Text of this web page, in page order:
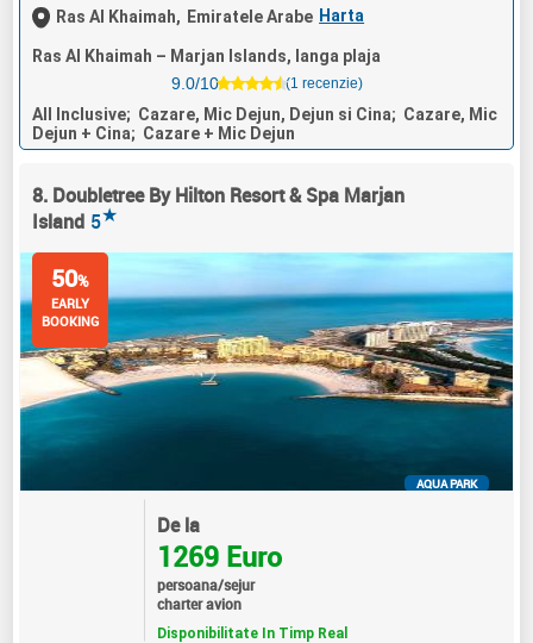
Ras Al Khaimah, Emiratele Arabe Harta
Ras Al Khaimah – Marjan Islands, langa plaja
9.0/10
(1 recenzie)
All Inclusive; Cazare, Mic Dejun, Dejun si Cina; Cazare, Mic
Dejun + Cina; Cazare + Mic Dejun
8. Doubletree By Hilton Resort & Spa Marjan
Island 5★
50%
EARLY
BOOKING
AQUA PARK
De la
1269 Euro
persoana/sejur
charter avion
Disponibilitate In Timp Real